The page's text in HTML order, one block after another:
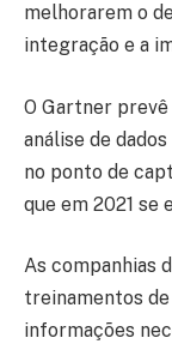
melhorarem o
integração e a
O Gartner
análise de
no ponto de
que em 2021 se
As companhias
treinamentos
informações